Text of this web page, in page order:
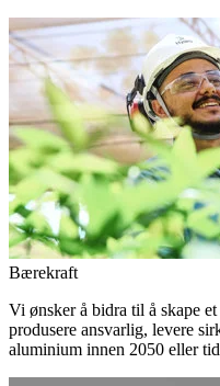
Bærekraft
Vi ønsker å bidra til å skape
produsere ansvarlig, levere
aluminium innen 2050 eller